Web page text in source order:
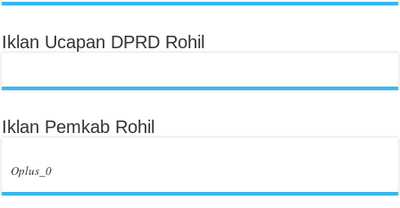
Iklan Ucapan DPRD Rohil
Iklan Pemkab Rohil
Oplus_0